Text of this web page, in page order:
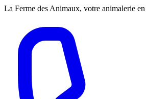
La Ferme des Animaux, votre animalerie